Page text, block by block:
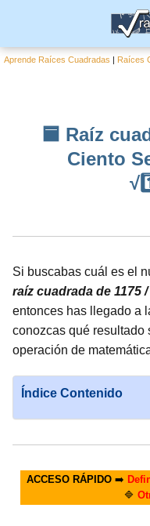
Aprende Raíces Cuadradas | Raíces
🟦 Raíz
Ciento
Si buscabas cuál es el
raíz cuadrada de 1175
entonces has llegado a
conozcas qué resultado
operación de
Índice Contenido
ACCESO RÁPIDO➡️
🔷